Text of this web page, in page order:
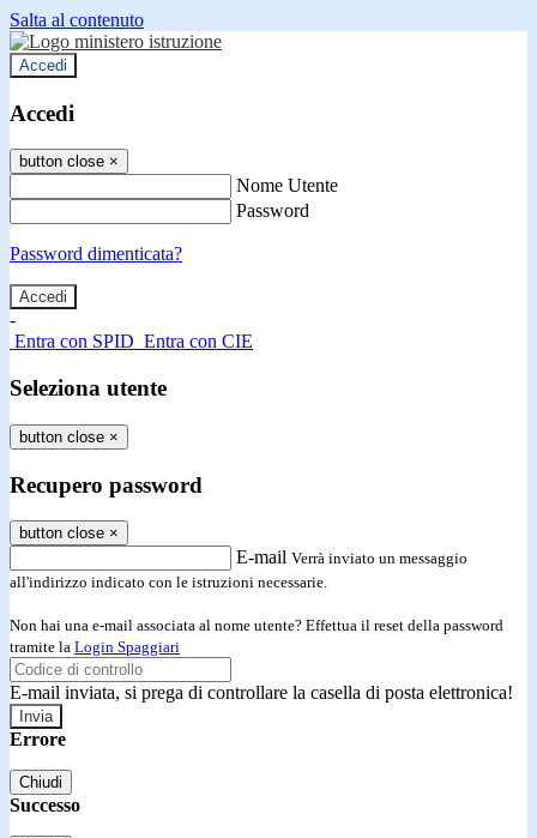
Salta al contenuto
Accedi
Accedi
button close ×
Nome Utente
Password
Password dimenticata?
-
Entra con SPID Entra con CIE
Seleziona utente
button close ×
Recupero password
button close ×
E-mail Verrà inviato un messaggio
all'indirizzo indicato con le istruzioni necessarie.
Non hai una e-mail associata al nome utente? Effettua il reset della password
tramite la Login Spaggiari
E-mail inviata, si prega di controllare la casella di posta elettronica!
Errore
Chiudi
Successo